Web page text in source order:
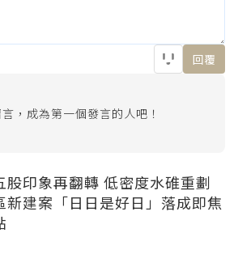
回覆
，成為第一個發言的人吧！
股印象再翻轉 低密度水碓重劃
新建案「日日是好日」落成即焦